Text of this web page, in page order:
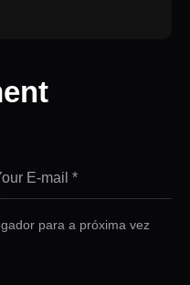
para a próxima vez